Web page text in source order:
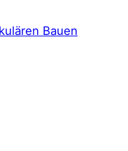
Bauen